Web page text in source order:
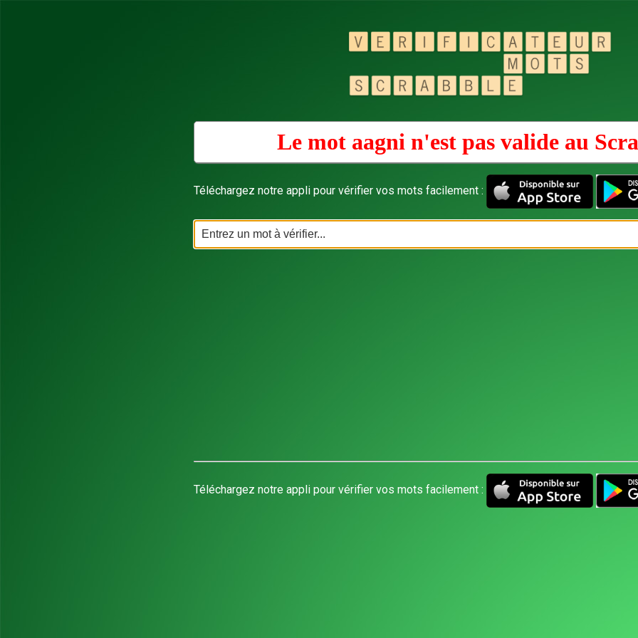
Le mot aagni n'est pas valide au
Téléchargez notre appli pour vérifier vos mots facilement :
Téléchargez notre appli pour vérifier vos mots facilement :